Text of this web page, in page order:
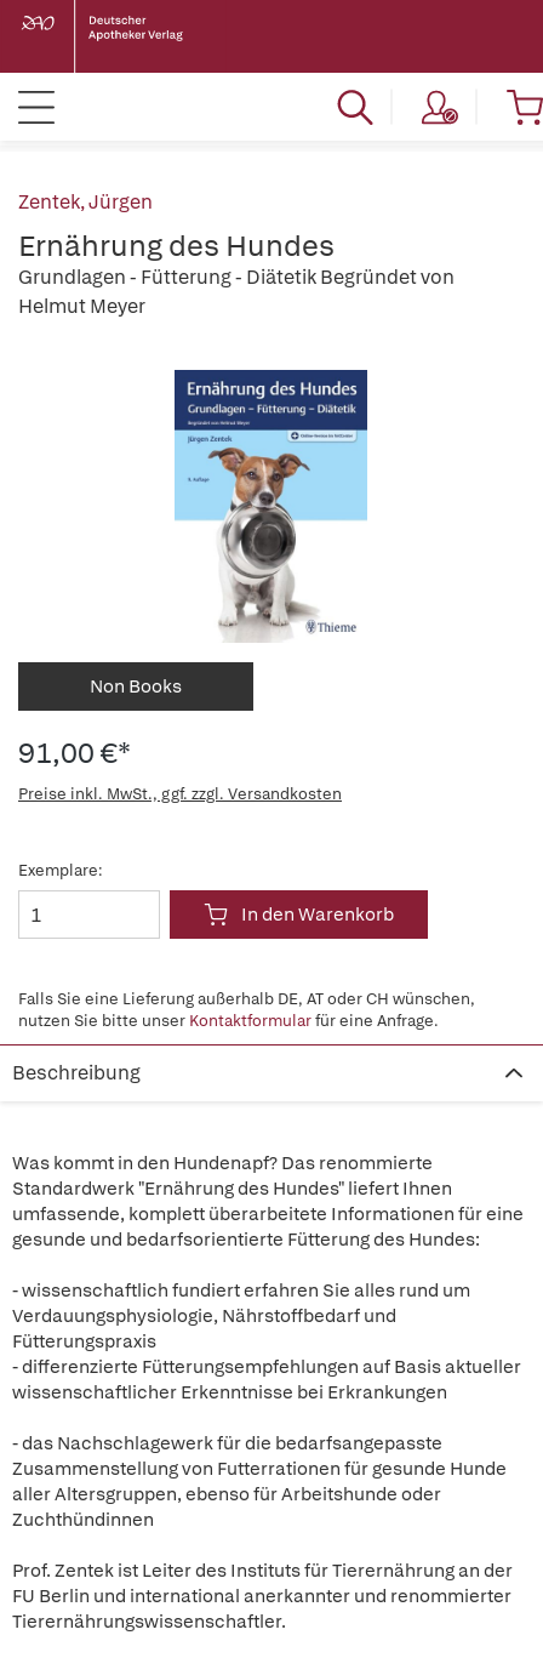
Zentek, Jürgen
Ernährung des Hundes
Grundlagen - Fütterung - Diätetik Begründet von
Helmut Meyer
Non Books
91,00 €*
Preise inkl. MwSt., ggf. zzgl. Versandkosten
Exemplare:
In den Warenkorb
Falls Sie eine Lieferung außerhalb DE, AT oder CH wünschen,
nutzen Sie bitte unser Kontaktformularfür eine Anfrage.
Beschreibung
Was kommt in den Hundenapf? Das renommierte
Standardwerk "Ernährung des Hundes" liefert Ihnen
umfassende, komplett überarbeitete Informationen für eine
gesunde und bedarfsorientierte Fütterung des Hundes:
- wissenschaftlich fundiert erfahren Sie alles rund um
Verdauungsphysiologie, Nährstoffbedarf und
Fütterungspraxis
- differenzierte Fütterungsempfehlungen auf Basis aktueller
wissenschaftlicher Erkenntnisse bei Erkrankungen
- das Nachschlagewerk für die bedarfsangepasste
Zusammenstellung von Futterrationen für gesunde Hunde
aller Altersgruppen, ebenso für Arbeitshunde oder
Zuchthündinnen
Prof. Zentek ist Leiter des Instituts für Tierernährung an der
FU Berlin und international anerkannter und renommierter
Tierernährungswissenschaftler.